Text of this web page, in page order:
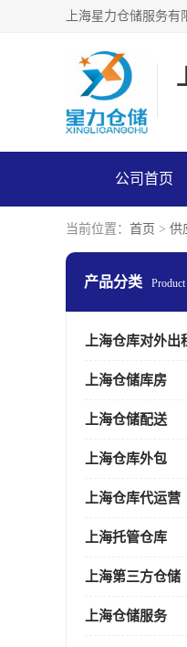
公司首页
当前位置： 首页 > 供
产品分类 Product
上海仓库对外出
上海仓储库房
上海仓储配送
上海仓库外包
上海仓库代运营
上海托管仓库
上海第三方仓储
上海仓储服务